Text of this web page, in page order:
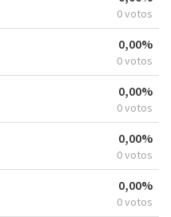
0 votos
0,00%
0 votos
0,00%
0 votos
0,00%
0 votos
0,00%
0 votos